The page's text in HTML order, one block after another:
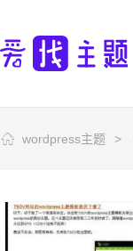
wordpress主题 >